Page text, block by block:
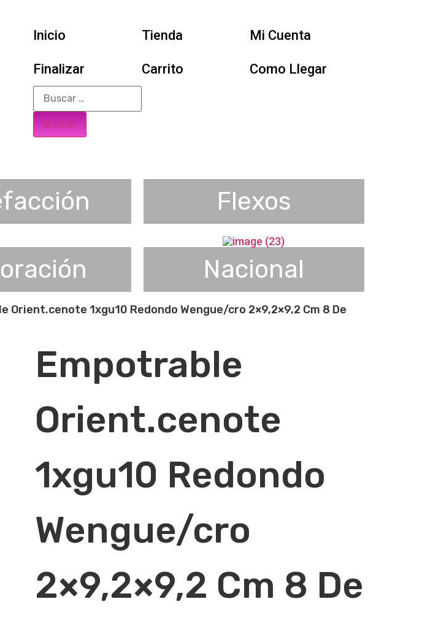
Inicio Tienda Mi Cuenta
Finalizar Carrito Como Llegar
Flexos
Nacional
Orient.cenote 1xgu10 Redondo Wengue/cro 2×9,2×9,2 Cm 8 De
Empotrable
Orient.cenote
1xgu10 Redondo
Wengue/cro
2×9,2×9,2 Cm 8 De